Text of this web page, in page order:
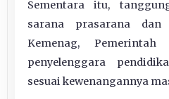
Sementara itu,
sarana prasarana
Kemenag, Pemerintah
penyelenggara
sesuai kewenangannya